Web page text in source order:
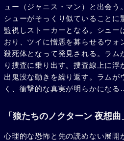
ュー（ジャニス・マン）と出会う
シューがそっくり似ていることに
監視しストーカーとなる。シュー
おり、ツイに憎悪を募らせるウォ
殺死体となって発見される。ラム
り捜査に乗り出す。捜査線上に浮
出鬼没な動きを繰り返す。ラムが
く、衝撃的な真実が明らかにな
「狼たちのノクターン 夜想
心理的な恐怖と先の読めない展開